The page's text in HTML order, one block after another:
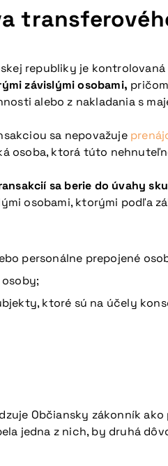
republiky je
závislými osobami,
alebo z nakladania s
sa nepovažuje
osoba, ktorá túto
sa berie do úvahy
osobami, ktorými podľa
personálne prepojené
osoby;
ktoré sú na účely
Občiansky zákonník
jedna z nich, by druhá